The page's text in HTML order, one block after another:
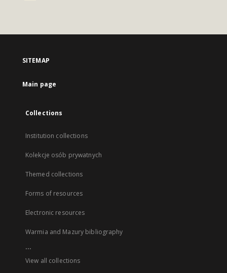
SITEMAP
Main page
Collections
Institution collections
Kolekcje osób prywatnych
Themed collections
Forms of resources
Electronic resources
Warmia and Mazury bibliography
...
View all collections